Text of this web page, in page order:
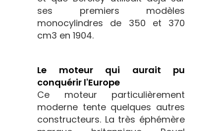
ses premiers modèles
monocylindres de 350 et 370
cm3 en 1904.
Le moteur qui aurait pu
conquérir l'Europe
Ce moteur particulièrement
moderne tente quelques autres
constructeurs. La très éphémère